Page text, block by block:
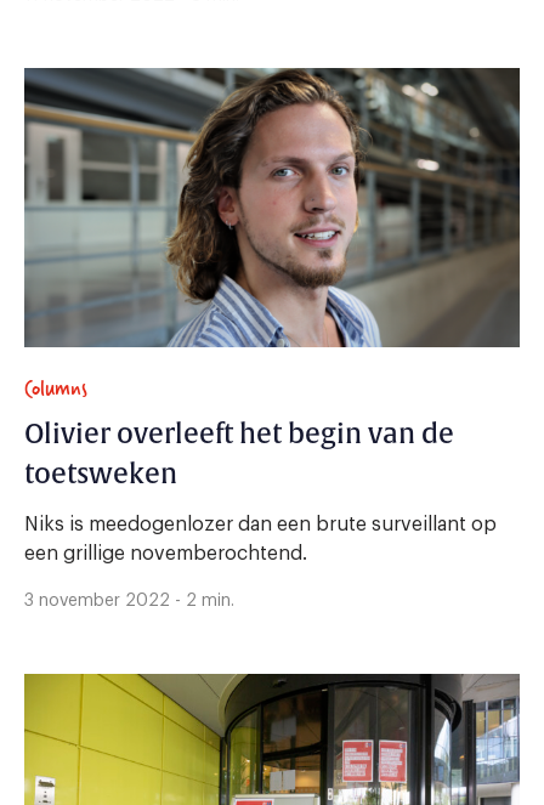
Columns
Olivier overleeft het begin van de
toetsweken
Niks is meedogenlozer dan een brute surveillant op
een grillige novemberochtend.
3 november 2022 - 2 min.